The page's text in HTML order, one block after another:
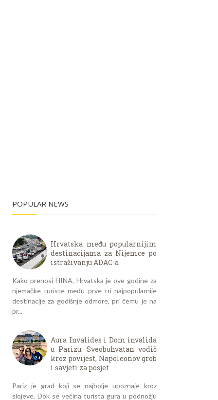
POPULAR NEWS
Hrvatska među popularnijim
destinacijama za Nijemce po
istraživanju ADAC-a
Kako prenosi HINA, Hrvatska je ove godine za
njemačke turiste među prve tri najpopularnije
destinacije za godišnje odmore, pri čemu je na
pr...
Aura Invalides i Dom invalida
u Parizu: Sveobuhvatan vodič
kroz povijest, Napoleonov grob
i savjeti za posjet
Pariz je grad koji se najbolje upoznaje kroz
slojeve. Dok se većina turista gura u podnožju